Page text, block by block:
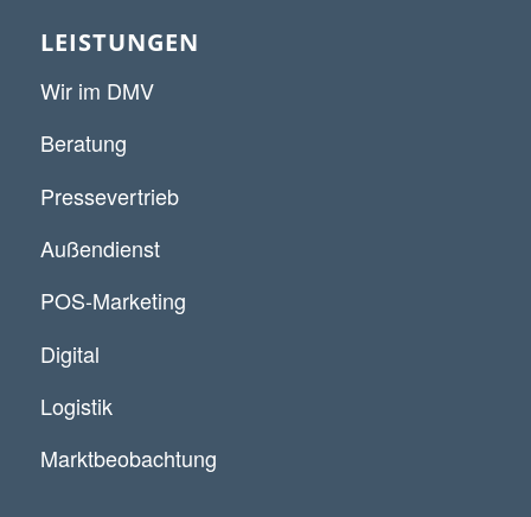
LEISTUNGEN
Wir im DMV
Beratung
Pressevertrieb
Außendienst
POS-Marketing
Digital
Logistik
Marktbeobachtung